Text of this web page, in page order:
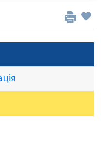
районної у місті ради